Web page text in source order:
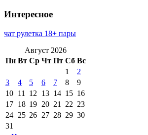
Интересное
чат рулетка 18+ пары
Август 2026
Пн Вт Ср Чт Пт Сб Вс
1
2
3
4 5 6 7 8
9
10 11 12 13 14 15 16
17 18 19 20 21 22 23
24 25 26 27 28 29 30
31